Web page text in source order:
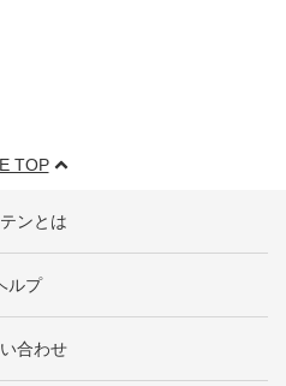
TOP
ンとは
ルプ
合わせ